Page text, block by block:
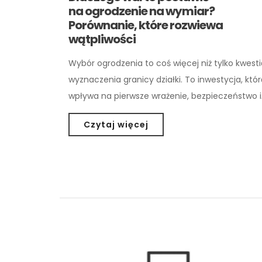
na ogrodzenie na wymiar?
Porównanie, które rozwiewa
wątpliwości
Wybór ogrodzenia to coś więcej niż tylko
wyznaczenia granicy działki. To inwestycja,
wpływa na pierwsze wrażenie, bezpieczeństwo
Czytaj więcej